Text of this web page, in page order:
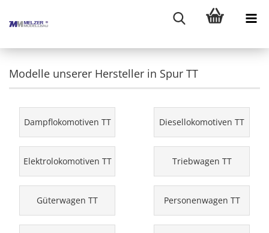
Modelle unserer Hersteller in Spur TT
Dampflokomotiven TT Diesellokomotiven TT
Elektrolokomotiven TT Triebwagen TT
Güterwagen TT Personenwagen TT